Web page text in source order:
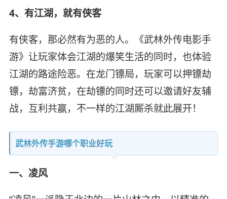
4、有江湖，就有侠客
有侠客，那必然有为恶的人。《武林外传电影手
游》让玩家体会江湖的爆笑生活的同时，也体验
江湖的路途险恶。在龙门镖局，玩家可以押镖劫
镖，劫富济贫，在劫镖的同时还可以邀请好友辅
战，互利共赢，不一样的江湖厮杀就此展开！
武林外传手游哪个职业好玩
一、凌风